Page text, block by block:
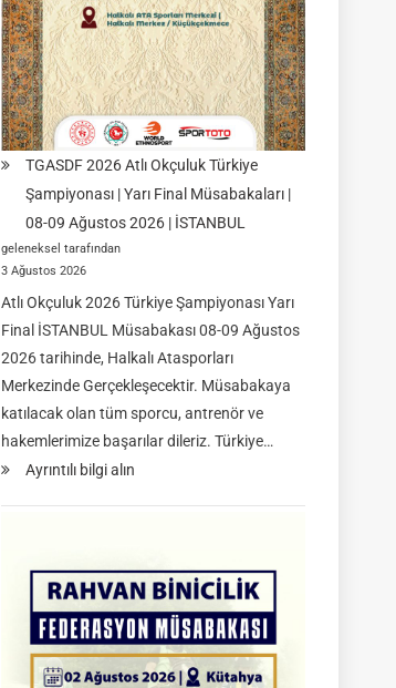
|
Ulupamir-
Erciş/VAN
TGASDF 2026 Atlı Okçuluk Türkiye
Şampiyonası | Yarı Final Müsabakaları |
08-09 Ağustos 2026 | İSTANBUL
geleneksel tarafından
3 Ağustos 2026
Atlı Okçuluk 2026 Türkiye Şampiyonası Yarı
Final İSTANBUL Müsabakası 08-09 Ağustos
2026 tarihinde, Halkalı Atasporları
Merkezinde Gerçekleşecektir. Müsabakaya
katılacak olan tüm sporcu, antrenör ve
hakemlerimize başarılar dileriz. Türkiye…
Ayrıntılı bilgi alın
Okçuluk
Türkiye
Şampiyonası
|